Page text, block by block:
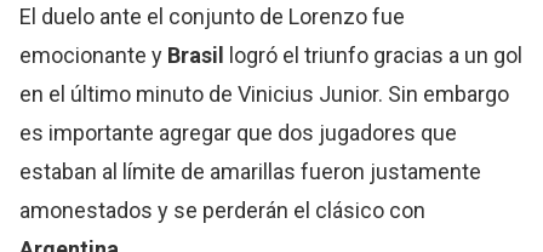
El duelo ante el conjunto de Lorenzo fue
emocionante y Brasil logró el triunfo gracias a un gol
en el último minuto de Vinicius Junior. Sin embargo
es importante agregar que dos jugadores que
estaban al límite de amarillas fueron justamente
amonestados y se perderán el clásico con